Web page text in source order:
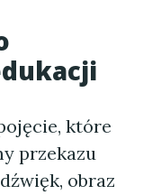
które
przekazu
obraz